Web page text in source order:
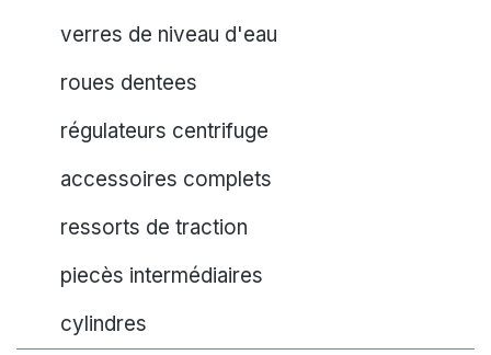
verres de niveau d'eau
roues dentees
régulateurs centrifuge
accessoires complets
ressorts de traction
piecès intermédiaires
cylindres